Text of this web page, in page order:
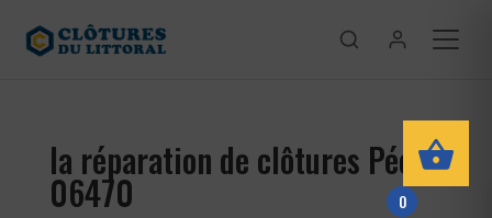
la réparation de clôtures Péone
06470 0